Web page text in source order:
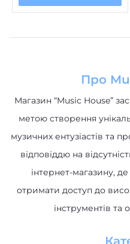
Про
Магазин “Music House”
метою створення
музичних ентузіастів та
відповіддю на
інтернет-магазину,
отримати доступ до
інструментів та